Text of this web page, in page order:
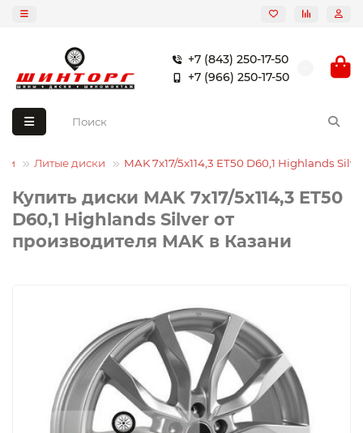
+7 (843) 250-17-50
+7 (966) 250-17-50
Литые диски MAK 7x17/5x114,3 ET50 D60,1 Highlands
Купить диски MAK 7x17/5x114,3 ET50
D60,1 Highlands Silver от
производителя MAK в Казани